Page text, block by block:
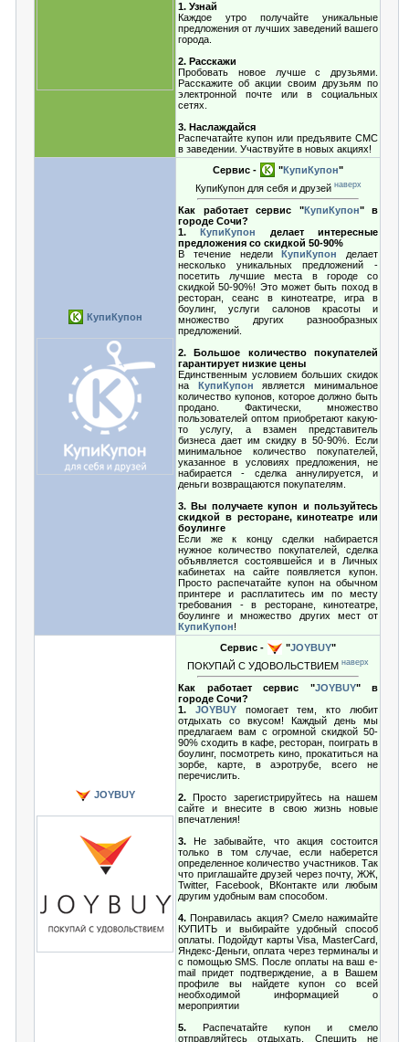
1. Узнай
Каждое утро получайте уникальные
предложения от лучших заведений вашего
города.
2. Расскажи
Пробовать новое лучше с друзьями.
Расскажите об акции своим друзьям по
электронной почте или в социальных
сетях.
3. Наслаждайся
Распечатайте купон или предъявите СМС
в заведении. Участвуйте в новых акциях!
КупиКупон
Сервис - "КупиКупон"
КупиКупон для себя и друзей наверх
Как работает сервис "КупиКупон" в
городе Сочи?
1.
КупиКупон
делает интересные
предложения со скидкой 50-90%
В течение недели
КупиКупон
делает
несколько уникальных предложений -
посетить лучшие места в городе со
скидкой 50-90%! Это может быть поход в
ресторан, сеанс в кинотеатре, игра в
боулинг, услуги салонов красоты и
множество других разнообразных
предложений.
2. Большое количество покупателей
гарантирует низкие цены
Единственным условием больших скидок
на
КупиКупон является минимальное
количество купонов, которое должно быть
продано. Фактически, множество
пользователей оптом приобретают какую-
то услугу, а взамен представитель
бизнеса дает им скидку в 50-90%. Если
минимальное количество покупателей,
указанное в условиях предложения, не
набирается - сделка аннулируется, и
деньги возвращаются покупателям.
3. Вы получаете купон и пользуйтесь
скидкой в ресторане, кинотеатре или
боулинге
Если же к концу сделки набирается
нужное количество покупателей, сделка
объявляется состоявшейся и в Личных
кабинетах на сайте появляется купон.
Просто распечатайте купон на обычном
принтере и расплатитесь им по месту
требования - в ресторане, кинотеатре,
боулинге и множество других мест от
КупиКупон!
JOYBUY
Сервис - "JOYBUY"
ПОКУПАЙ С УДОВОЛЬСТВИЕМ наверх
Как работает сервис "JOYBUY" в
городе Сочи?
1.
JOYBUYпомогает тем, кто любит
отдыхать со вкусом! Каждый день мы
предлагаем вам с огромной скидкой 50-
90% сходить в кафе, ресторан, поиграть в
боулинг, посмотреть кино, прокатиться на
зорбе, карте, в аэротрубе, всего не
перечислить.
2. Просто зарегистрируйтесь на нашем
сайте и внесите в свою жизнь новые
впечатления!
3. Не забывайте, что акция состоится
только в том случае, если наберется
определенное количество участников. Так
что приглашайте друзей через почту, ЖЖ,
Twitter, Facebook, ВКонтакте или любым
другим удобным вам способом.
4. Понравилась акция? Смело нажимайте
КУПИТЬ и выбирайте удобный способ
оплаты. Подойдут карты Visa, MasterCard,
Яндекс-Деньги, оплата через терминалы и
с помощью SMS. После оплаты на ваш e-
mail придет подтверждение, а в Вашем
профиле вы найдете купон со всей
необходимой информацией о
мероприятии
5. Распечатайте купон и смело
отправляйтесь отдыхать. Спешить не